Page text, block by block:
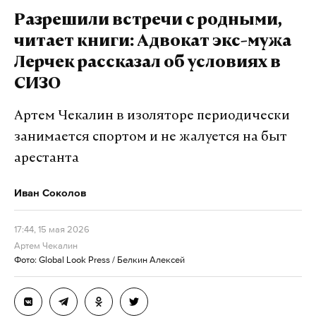
Также они обязаны анализировать сведения о
нарушениях закона, проверять их и принимать
Отдельно в документе указано, что прокуроры
должны контролировать деятельность органов
учета в населенных пунктах, где нет военных
комиссариатов. Сведения для проверок
Подпишитесь на Daily Storm вMAX. Он
работает там, где тормозит интернет.
А еще мы есть в
Разрешили встречи с родными,
читает книги: Адвокат экс-мужа
Лерчек рассказал об условиях в
СИЗО
Артем Чекалин в изоляторе периодически
занимается спортом и не жалуется на быт
арестанта
Иван Соколов
17:44, 15 мая 2026
Артем Чекалин
Фото: Global Look Press / Белкин Алексей